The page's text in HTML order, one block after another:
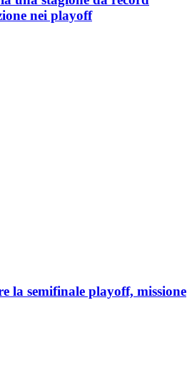
nei playoff
la semifinale playoff, missione